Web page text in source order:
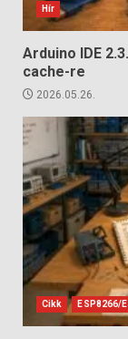
Hír
Arduino IDE
cache-re
2026.05.26.
Cikk ESP8266/